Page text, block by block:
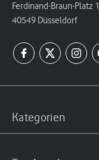
Ferdinand-Braun-Platz 1
40549 Düsseldorf
Kategorien